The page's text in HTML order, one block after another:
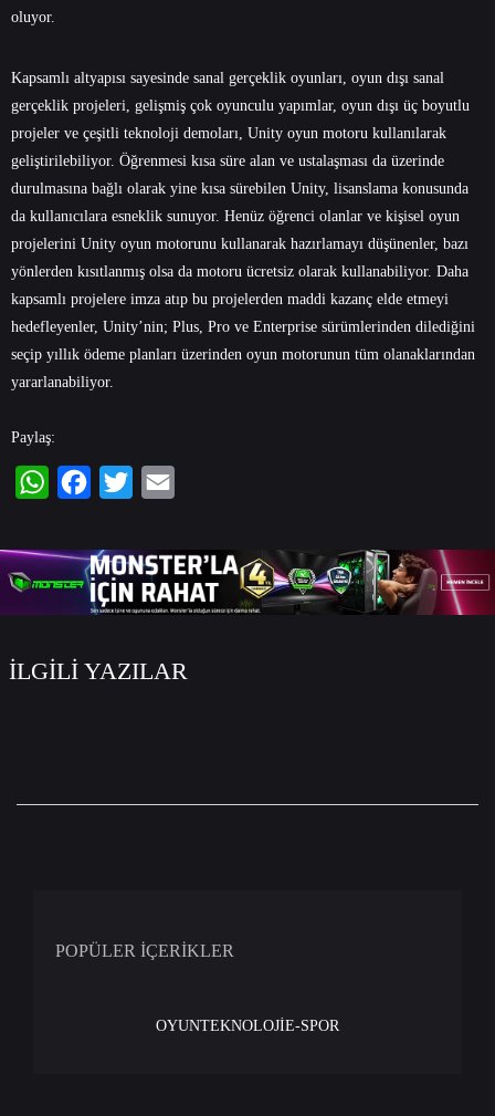
oluyor.
Kapsamlı altyapısı sayesinde sanal gerçeklik oyunları, oyun dışı sanal
gerçeklik projeleri, gelişmiş çok oyunculu yapımlar, oyun dışı üç boyutlu
projeler ve çeşitli teknoloji demoları, Unity oyun motoru kullanılarak
geliştirilebiliyor. Öğrenmesi kısa süre alan ve ustalaşması da üzerinde
durulmasına bağlı olarak yine kısa sürebilen Unity, lisanslama konusunda
da kullanıcılara esneklik sunuyor. Henüz öğrenci olanlar ve kişisel oyun
projelerini Unity oyun motorunu kullanarak hazırlamayı düşünenler, bazı
yönlerden kısıtlanmış olsa da motoru ücretsiz olarak kullanabiliyor. Daha
kapsamlı projelere imza atıp bu projelerden maddi kazanç elde etmeyi
hedefleyenler, Unity’nin; Plus, Pro ve Enterprise sürümlerinden dilediğini
seçip yıllık ödeme planları üzerinden oyun motorunun tüm olanaklarından
yararlanabiliyor.
Paylaş:
İLGİLİ YAZILAR
POPÜLER İÇERİKLER
OYUNTEKNOLOJİE-SPOR